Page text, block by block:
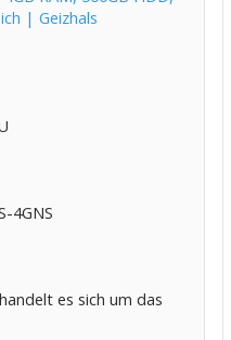
| Geizhals
4GNS
es sich um das